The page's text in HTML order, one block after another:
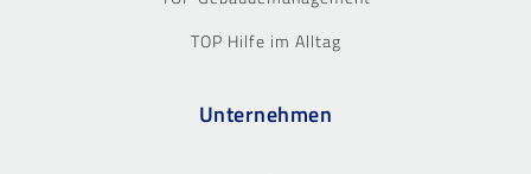
TOP Hilfe im Alltag
Unternehmen